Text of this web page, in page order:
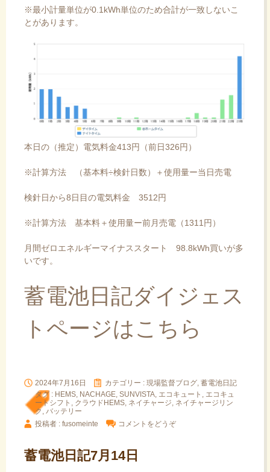
※最小計量単位が0.1kWh単位のため合計が一致しないこ
とがあります。
本日の（推定）電気料金413円（前日326円）
※計算方法 （基本料÷検針日数）＋使用量ー当日売電
検針日から8日目の電気料金 3512円
※計算方法 基本料＋使用量ー前月売電（1311円）
月間ゼロエネルギーマイナススタート 98.8kWh買いが多
いです。
蓄電池日記ダイジェス
トページはこちら
2024年7月16日 カテゴリー : 現場監督ブログ, 蓄電池日記
タグ : HEMS, NACHAGE, SUNVISTA, エコキュート , エコキュ
ートシフト , クラウドHEMS, ネイチャージ, ネイチャージリン
ク, バッテリー
投稿者 : fusomeinte
コメントをどうぞ
蓄電池日記7月14日